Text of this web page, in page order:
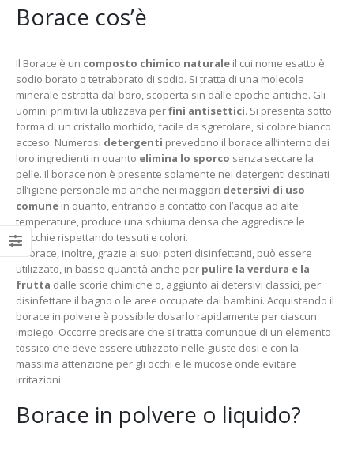
Borace cos’è
Il Borace è un composto chimico naturale il cui nome esatto è
sodio borato o tetraborato di sodio. Si tratta di una molecola
minerale estratta dal boro, scoperta sin dalle epoche antiche. Gli
uomini primitivi la utilizzava perfini antisettici. Si presenta sotto
forma di un cristallo morbido, facile da sgretolare, si colore bianco
acceso. Numerosi detergenti prevedono il borace all’interno dei
loro ingredienti in quanto elimina lo sporco senza seccare la
pelle. Il borace non è presente solamente nei detergenti destinati
all’igiene personale ma anche nei maggiori detersivi di uso
comune in quanto, entrando a contatto con l’acqua ad alte
temperature, produce una schiuma densa che aggredisce le
macchie rispettando tessuti e colori.
Il borace, inoltre, grazie ai suoi poteri disinfettanti, può essere
utilizzato, in basse quantità anche per pulire la verdura e la
frutta dalle scorie chimiche o, aggiunto ai detersivi classici, per
disinfettare il bagno o le aree occupate dai bambini. Acquistando il
borace in polvere è possibile dosarlo rapidamente per ciascun
impiego. Occorre precisare che si tratta comunque di un elemento
tossico che deve essere utilizzato nelle giuste dosi e con la
massima attenzione per gli occhi e le mucose onde evitare
irritazioni.
Borace in polvere o liquido?